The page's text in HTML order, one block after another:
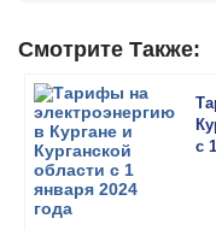
Смотрите Также:
с